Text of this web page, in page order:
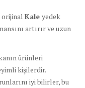
orijinal Kale yedek
artırır ve uzun
ürünleri
kişilerdir.
iyi bilirler, bu